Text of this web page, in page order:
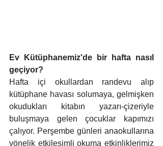
Ev Kütüphanemiz'de bir hafta nasıl
geçiyor?
Hafta içi okullardan randevu alıp
kütüphane havası solumaya, gelmişken
okudukları kitabın yazarı-çizeriyle
buluşmaya gelen çocuklar kapımızı
çalıyor. Perşembe günleri anaokullarına
yönelik etkileşimli okuma etkinliklerimiz